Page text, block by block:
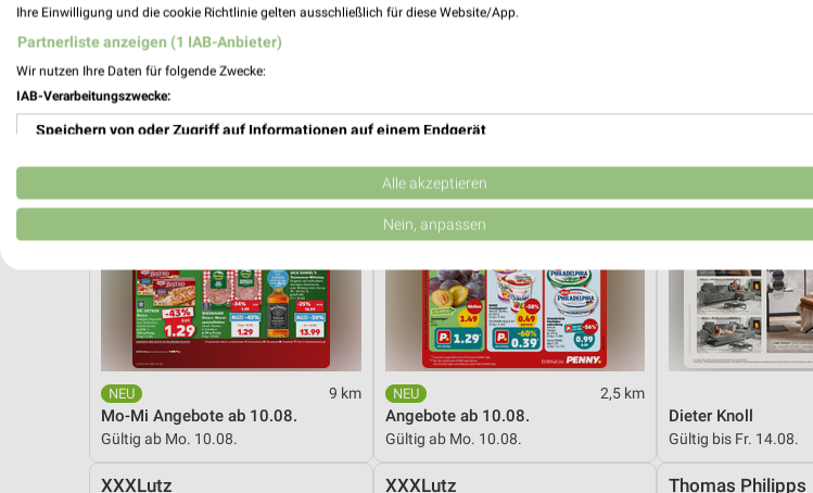
Kaufland
9 km
Mo-Mi Angebote ab 10.08.
Gültig ab Mo. 10.08.
PENNY
2,5 km
Angebote ab 10.08.
Gültig ab Mo. 10.08.
Dieter Knoll
Gültig bis Fr. 14.08.
XXXLutz XXXLutz Thomas Philipps
Ihre Einwilligung und die cookie Richtlinie gelten ausschließlich für diese Website/App.
Partnerliste anzeigen (1 IAB-Anbieter)
Wir nutzen Ihre Daten für folgende Zwecke:
IAB-Verarbeitungszwecke:
Speichern von oder Zugriff auf Informationen auf einem Endgerät
Verwendung reduzierter Daten zur Auswahl von Werbeanzeigen
Erstellung von Profilen für personalisierte Werbung
Erstellung von Profilen zur Personalisierung von Inhalten
Verwendung von Profilen zur Auswahl personalisierter Inhalte
Messung der Werbeleistung
Messung der Performance von Inhalten
Analyse von Zielgruppen durch Statistiken oder Kombinationen von Daten aus verschiedenen
Alle akzeptieren
Nein, anpassen